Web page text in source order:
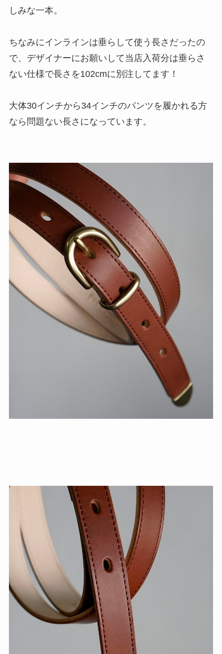
しみな一本。
ちなみにインラインは垂らして使う長さだったの
で、デザイナーにお願いして当店入荷分は垂らさ
ない仕様で長さを102cmに別注してます！
大体30インチから34インチのパンツを履かれる方
なら問題ない長さになっています。